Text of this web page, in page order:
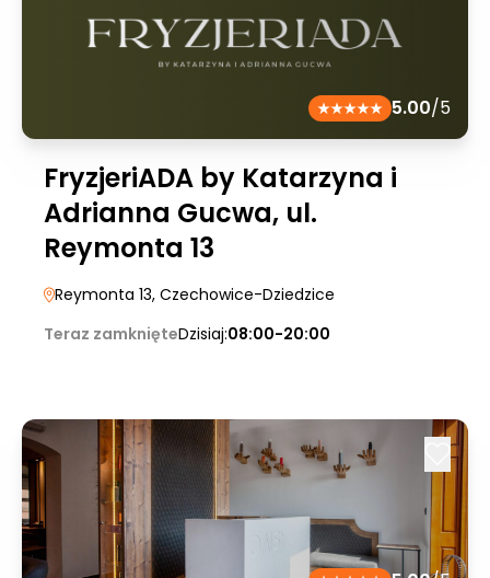
5.00/5
FryzjeriADA by Katarzyna i
Adrianna Gucwa, ul.
Reymonta 13
Reymonta 13, Czechowice-Dziedzice
Teraz zamknięteDzisiaj:08:00-20:00